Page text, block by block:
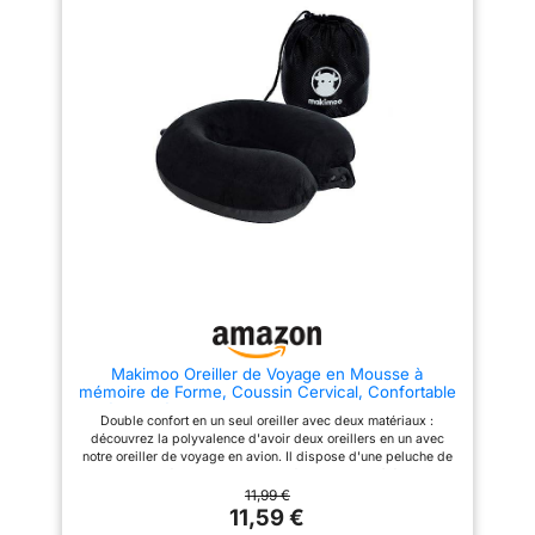
avec fermeture éclair - Facile à
enlever et pratique à nettoyer en
machine. Remarque après le
déballage : pour un meilleur
volume, le coussin après
l'ouverture est de 12 à 24
heures. Laisser aérer / déplier ;
Makimoo Oreiller de Voyage en Mousse à
mémoire de Forme, Coussin Cervical, Confortable
Le Train, Le Bus et à la Maison (Noir)
Double confort en un seul oreiller avec deux matériaux :
découvrez la polyvalence d'avoir deux oreillers en un avec
notre oreiller de voyage en avion. Il dispose d'une peluche de
soie glacée rafraîchissante et relaxante de l'autre. Cet oreiller
adaptable répond à tous vos besoins de confort lors de vos
déplacements. 5 boutons pression pour un soutien
11,99 €
11,59 €